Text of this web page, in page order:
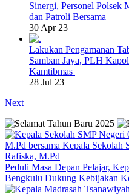
Sinergi, Personel Polsek
dan Patroli Bersama
30 Apr 23
Lakukan Pengamanan
Samban Jaya, PLH
Kamtibmas
28 Jul 23
Next
Peduli Masa Depan Pelajar,
Bengkulu Dukung Kebijakan